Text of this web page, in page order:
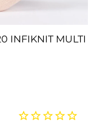
INFIKNIT MULTI